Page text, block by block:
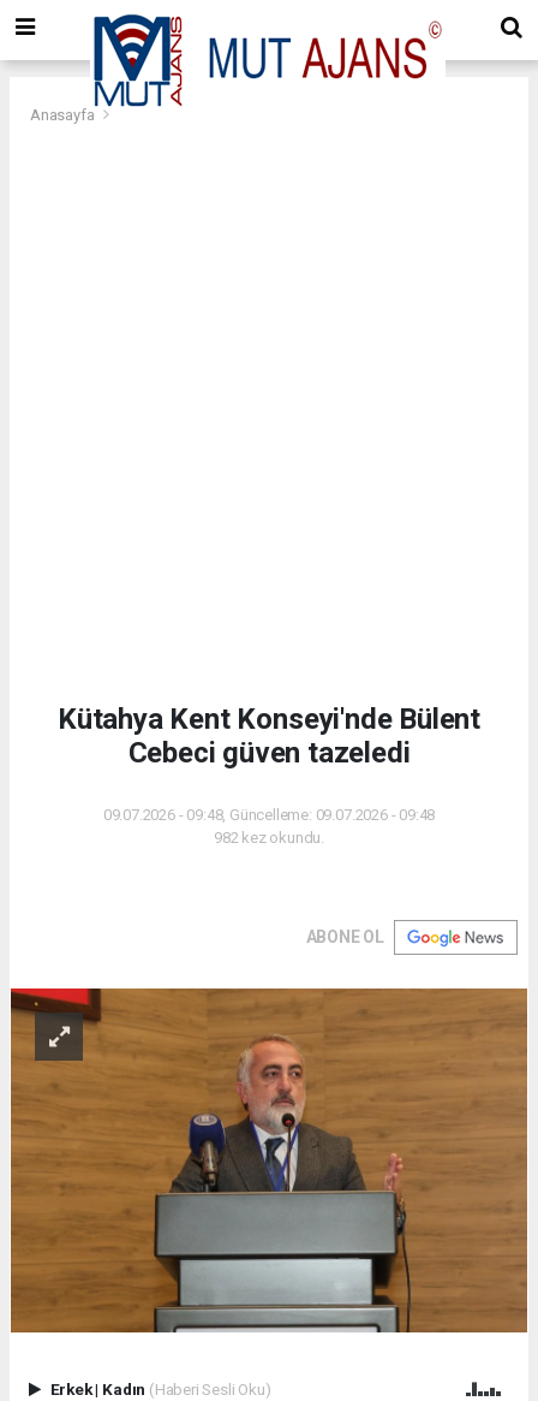
Anasayfa
Kütahya Kent Konseyi'nde Bülent
Cebeci güven tazeledi
09.07.2026 - 09:48, Güncelleme: 09.07.2026 - 09:48
982 kez okundu.
ABONE OL
Erkek| Kadın (Haberi Sesli Oku)